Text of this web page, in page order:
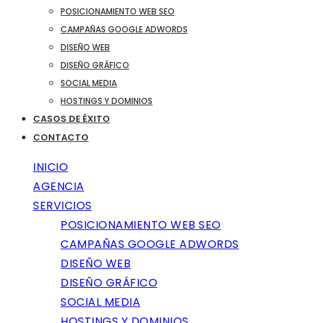
POSICIONAMIENTO WEB SEO
CAMPAÑAS GOOGLE ADWORDS
DISEÑO WEB
DISEÑO GRÁFICO
SOCIAL MEDIA
HOSTINGS Y DOMINIOS
CASOS DE ÉXITO
CONTACTO
INICIO
AGENCIA
SERVICIOS
POSICIONAMIENTO WEB SEO
CAMPAÑAS GOOGLE ADWORDS
DISEÑO WEB
DISEÑO GRÁFICO
SOCIAL MEDIA